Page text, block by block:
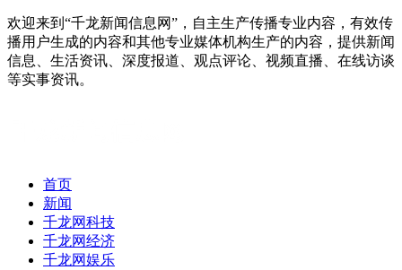
欢迎来到“千龙新闻信息网”，自主生产传播专业内容，有效传
播用户生成的内容和其他专业媒体机构生产的内容，提供新闻
信息、生活资讯、深度报道、观点评论、视频直播、在线访谈
等实事资讯。
首页
新闻
千龙网科技
千龙网经济
千龙网娱乐